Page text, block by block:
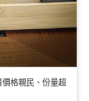
價格親民、份量超